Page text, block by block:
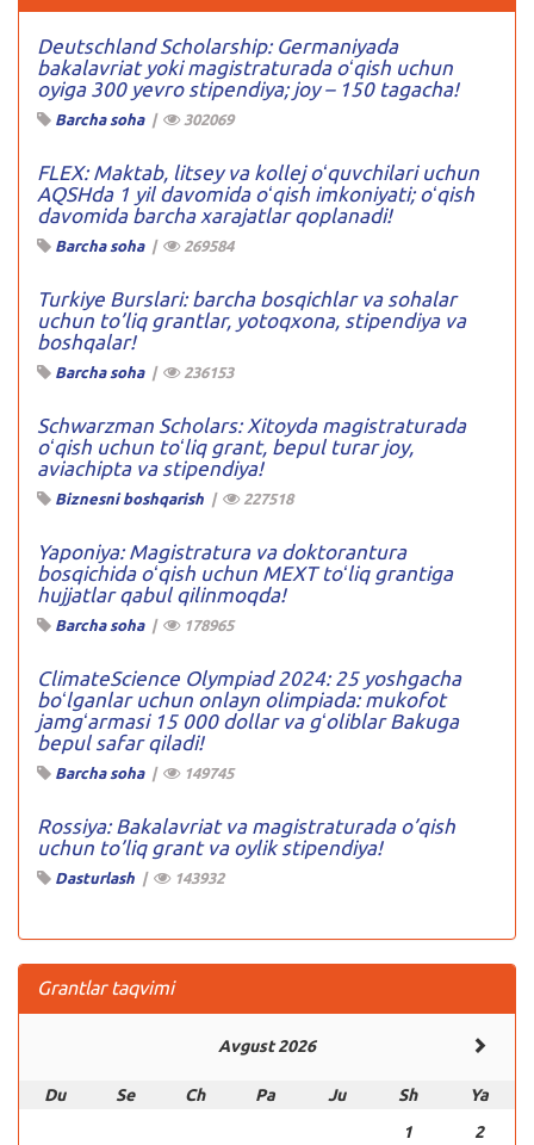
Deutschland Scholarship: Germaniyada
bakalavriat yoki magistraturada oʻqish uchun
oyiga 300 yevro stipendiya; joy – 150 tagacha!
Barcha soha| 302069
FLEX: Maktab, litsey va kollej oʻquvchilari uchun
AQSHda 1 yil davomida oʻqish imkoniyati; oʻqish
davomida barcha xarajatlar qoplanadi!
Barcha soha| 269584
Turkiye Burslari: barcha bosqichlar va sohalar
uchun to’liq grantlar, yotoqxona, stipendiya va
boshqalar!
Barcha soha| 236153
Schwarzman Scholars: Xitoyda magistraturada
oʻqish uchun toʻliq grant, bepul turar joy,
aviachipta va stipendiya!
Biznesni boshqarish | 227518
Yaponiya: Magistratura va doktorantura
bosqichida oʻqish uchun MEXT toʻliq grantiga
hujjatlar qabul qilinmoqda!
Barcha soha| 178965
ClimateScience Olympiad 2024: 25 yoshgacha
boʻlganlar uchun onlayn olimpiada: mukofot
jamgʻarmasi 15 000 dollar va gʻoliblar Bakuga
bepul safar qiladi!
Barcha soha| 149745
Rossiya: Bakalavriat va magistraturada o’qish
uchun to’liq grant va oylik stipendiya!
Dasturlash | 143932
Grantlar taqvimi
Avgust 2026
Du Se Ch Pa Ju Sh
Ya
1
2